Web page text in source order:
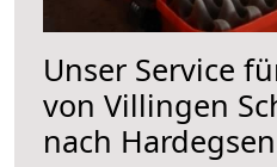
Unser Service
von Villingen
nach Hardegsen